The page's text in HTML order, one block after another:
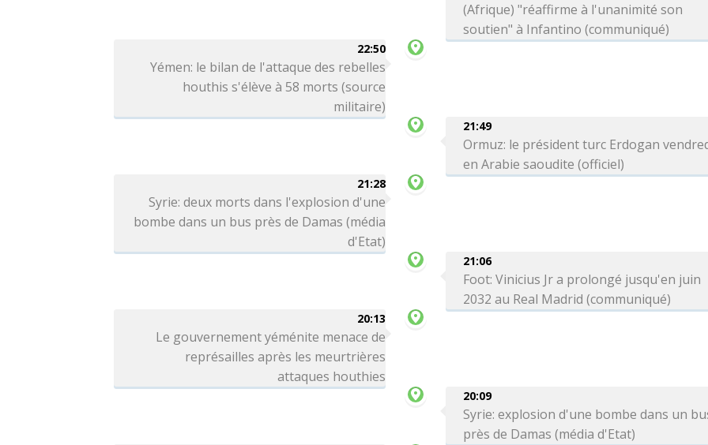
(Afrique) "réaffirme à l'unanimité son
soutien" à Infantino (communiqué)
22:50
Yémen: le bilan de l'attaque des rebelles
houthis s'élève à 58 morts (source
militaire)
21:49
Ormuz: le président turc Erdogan
en Arabie saoudite (officiel)
21:28
Syrie: deux morts dans l'explosion d'une
bombe dans un bus près de Damas (média
d'Etat)
21:06
Foot: Vinicius Jr a prolongé jusqu'en juin
2032 au Real Madrid (communiqué)
20:13
Le gouvernement yéménite menace de
représailles après les meurtrières
attaques houthies
20:09
Syrie: explosion d'une bombe dans un
près de Damas (média d'Etat)